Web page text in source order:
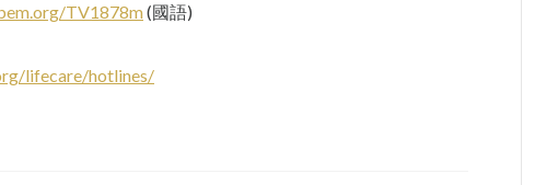
TV1878m(國語)
lifecare/hotlines/